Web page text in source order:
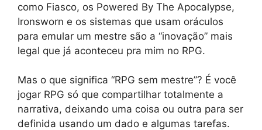
como Fiasco, os Powered By The Apocalypse,
Ironsworn e os sistemas que usam oráculos
para emular um mestre são a “inovação” mais
legal que já aconteceu pra mim no RPG.
Mas o que significa “RPG sem mestre”? É você
jogar RPG só que compartilhar totalmente a
narrativa, deixando uma coisa ou outra para ser
definida usando um dado e algumas tarefas.